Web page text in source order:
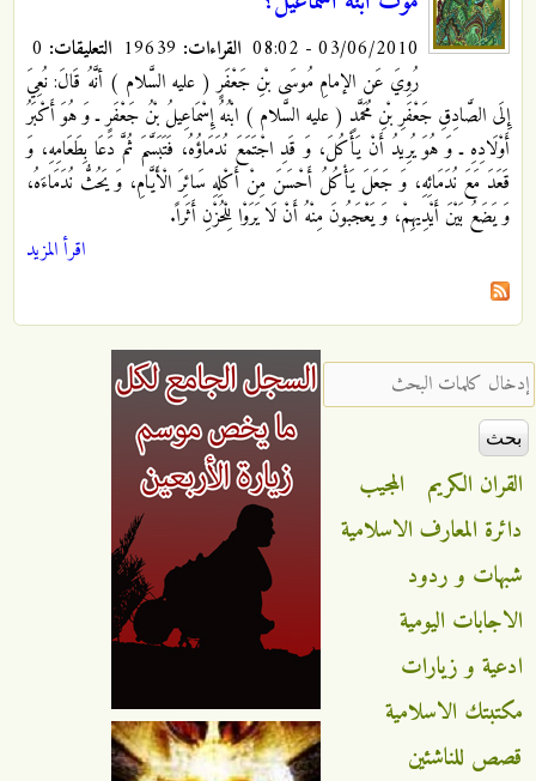
03/06/2010 - 08:02 القراءات: التعليقات:
رُوِيَ عَن الإمامِ مُوسَى بْنِ جَعْفَرٍ ( عليه السَّلام ) أنَّهُ قَالَ: نُعِيَ
إِلَى الصَّادِقِ جَعْفَرِ بْنِ مُحَمَّدٍ ( عليه السَّلام ) ابْنُهُ إِسْمَاعِيلُ بْنُ جَعْفَرٍ ـ وَ هُوَ أَكْبَرُ
أَوْلَادِهِ ـ وَ هُوَ يُرِيدُ أَنْ يَأْكُلَ، وَ قَدِ اجْتَمَعَ نُدَمَاؤُهُ، فَتَبَسَّمَ ثُمَّ دَعَا بِطَعَامِهِ، وَ
قَعَدَ مَعَ نُدَمَائِهِ، وَ جَعَلَ يَأْكُلُ أَحْسَنَ مِنْ أَكْلِهِ سَائِرَ الْأَيَّامِ، وَ يَحُثُّ نُدَمَاءَهُ،
وَ يَضَعُ بَيْنَ أَيْدِيهِمْ، وَ يَعْجَبُونَ مِنْهُ أَنْ لَا يَرَوْا لِلْحُزْنِ أَثَراً.
اقرأ المزيد
‏إدخال كلمات البحث ‏
القران الكريم
المجيب
دائرة المعارف الاسلامية
شبهات و ردود
الاجابات اليومية
ادعية و زيارات
مكتبتك الاسلامية
قصص للناشئين